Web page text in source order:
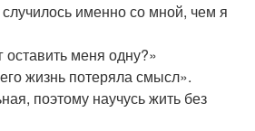
именно со мной, чем я
меня одну?»
жизнь потеряла смысл».
поэтому научусь жить без